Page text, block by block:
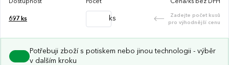
Dostupnost Počet Cena/ks bez DPH
697 ks ks
Zadejte počet kusů
pro výhodnější cenu
Potřebuji zboží s potiskem nebo jinou technologii - výběr
v dalším kroku